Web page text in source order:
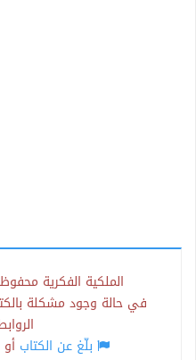
الملكية الفكرية
في حالة وجود مشكلة
بلّغ عن الكتاب